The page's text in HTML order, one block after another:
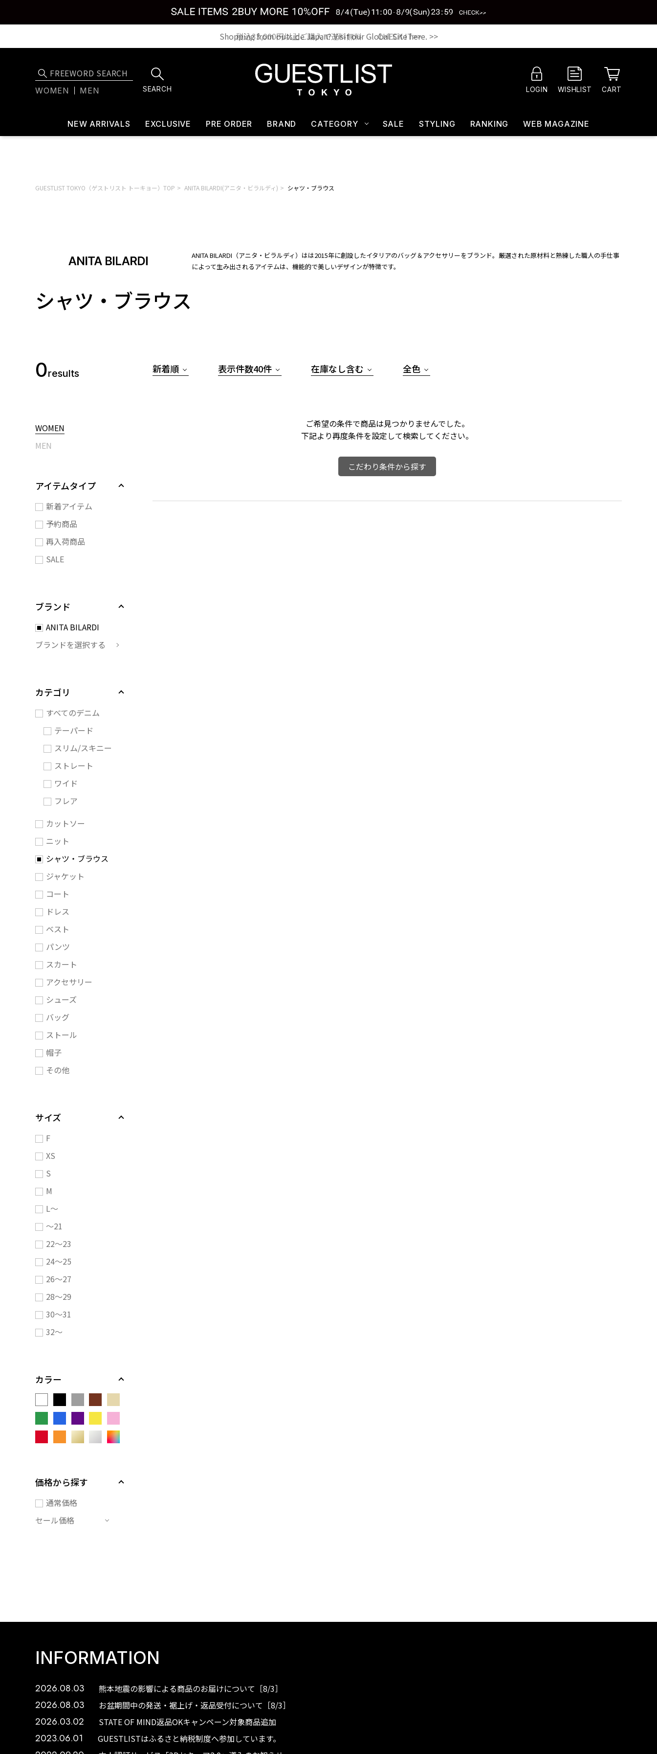
税込33,000円以上ご購入で送料無料 CHECK IT>>
WOMEN MEN SEARCH LOGIN WISHLIST CART
NEW ARRIVALS EXCLUSIVE PRE ORDER BRAND CATEGORY SALE STYLING RANKING WEB MAGAZINE
GUESTLIST TOKYO（ゲストリスト トーキョー）TOP ANITA BILARDI(アニタ・ビラルディ) シャツ・ブラウス
ANITA BILARDI（アニタ・ビラルディ）はは2015年に創設したイタリアのバッグ＆アクセサリーをブランド。厳選された原材料と熟練した職人の手仕事
によって生み出されるアイテムは、機能的で美しいデザインが特徴です。
シャツ・ブラウス
0results
WOMEN
MEN
アイテムタイプ
新着アイテム
予約商品
再入荷商品
SALE
ブランド
ANITA BILARDI
ブランドを選択する
カテゴリ
すべてのデニム
テーパード
スリム/スキニー
ストレート
ワイド
フレア
カットソー
ニット
シャツ・ブラウス
ジャケット
コート
ドレス
ベスト
パンツ
スカート
アクセサリー
シューズ
バッグ
ストール
帽子
その他
サイズ
F
XS
S
M
L～
～21
22～23
24～25
26～27
28～29
30～31
32～
カラー
価格から探す
通常価格
セール価格
新着順 表示件数40件 在庫なし含む 全色
ご希望の条件で商品は見つかりませんでした。
下記より再度条件を設定して検索してください。
こだわり条件から探す
INFORMATION
2026.08.03 熊本地震の影響による商品のお届けについて［8/3］
2026.08.03 お盆期間中の発送・裾上げ・返品受付について［8/3］
2026.03.02 STATE OF MIND返品OKキャンペーン対象商品追加
2023.06.01 GUESTLISTはふるさと納税制度へ参加しています。